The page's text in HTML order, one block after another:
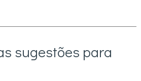
sugestões para